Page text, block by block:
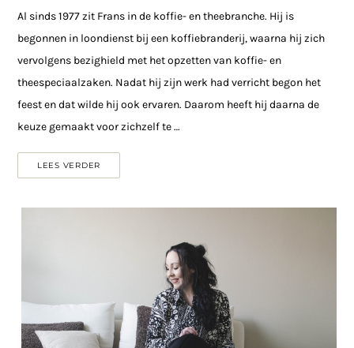
Al sinds 1977 zit Frans in de koffie- en theebranche. Hij is
begonnen in loondienst bij een koffiebranderij, waarna hij zich
vervolgens bezighield met het opzetten van koffie- en
theespeciaalzaken. Nadat hij zijn werk had verricht begon het
feest en dat wilde hij ook ervaren. Daarom heeft hij daarna de
keuze gemaakt voor zichzelf te …
LEES VERDER